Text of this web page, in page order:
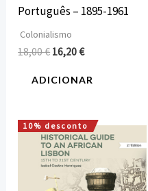
Português – 1895-1961
Colonialismo
18,00€ 16,20€
ADICIONAR
10% desconto
O
preço
original
era:
12,00 €.
O
preço
atual
é:
10,80 €.